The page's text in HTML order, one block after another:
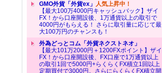
GMO外貨「外貨ex」 人気上昇中！
【最大100万4000円キャッシュバック】ザイ
FX！から口座開設後、1万通貨以上の取引で
4000円がもらえる！ さらに取引量に応じて最
大100万円のチャンスも！
外為どっとコム「外貨ネクストネオ」
【最大101万2000円＋1200FXポイント】ザイ
FX！から口座開設後、FX口座で1万通貨以上
の取引1回で5000円+らくらくFX積立1回以上
定期買付で3000円。さらにらくらくFX積立開